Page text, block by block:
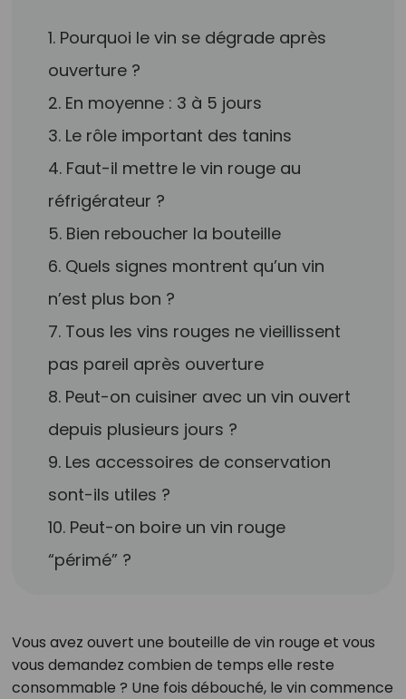
1. Pourquoi le vin se dégrade après
ouverture ?
2. En moyenne : 3 à 5 jours
3. Le rôle important des tanins
4. Faut-il mettre le vin rouge au
réfrigérateur ?
5. Bien reboucher la bouteille
6. Quels signes montrent qu’un vin
n’est plus bon ?
7. Tous les vins rouges ne vieillissent
pas pareil après ouverture
8. Peut-on cuisiner avec un vin ouvert
depuis plusieurs jours ?
9. Les accessoires de conservation
sont-ils utiles ?
10. Peut-on boire un vin rouge
“périmé” ?
Vous avez ouvert une bouteille de vin rouge et vous
vous demandez combien de temps elle reste
consommable ? Une fois débouché, le vin commence